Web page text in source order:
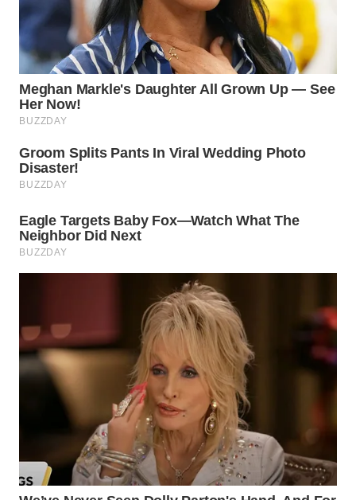
SULUT
WN
MALUKU
WN
MALUT
WN
DAIRI
WN
DANAU
TOBA
WN
LANGKAT
TAPANULI
WN